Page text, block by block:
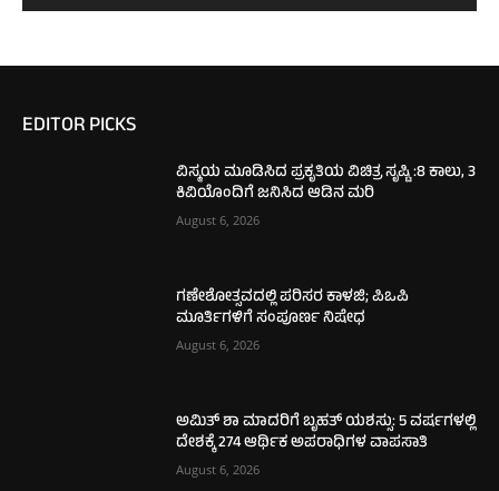
EDITOR PICKS
ವಿಸ್ಮಯ ಮೂಡಿಸಿದ ಪ್ರಕೃತಿಯ ವಿಚಿತ್ರ ಸೃಷ್ಟಿ :8 ಕಾಲು, 3
ಕಿವಿಯೊಂದಿಗೆ ಜನಿಸಿದ ಆಡಿನ ಮರಿ
August 6, 2026
ಗಣೇಶೋತ್ಸವದಲ್ಲಿ ಪರಿಸರ ಕಾಳಜಿ; ಪಿಒಪಿ
ಮೂರ್ತಿಗಳಿಗೆ ಸಂಪೂರ್ಣ ನಿಷೇಧ
August 6, 2026
ಅಮಿತ್ ಶಾ ಮಾದರಿಗೆ ಬೃಹತ್ ಯಶಸ್ಸು: 5 ವರ್ಷಗಳಲ್ಲಿ
ದೇಶಕ್ಕೆ 274 ಆರ್ಥಿಕ ಅಪರಾಧಿಗಳ ವಾಪಸಾತಿ
August 6, 2026